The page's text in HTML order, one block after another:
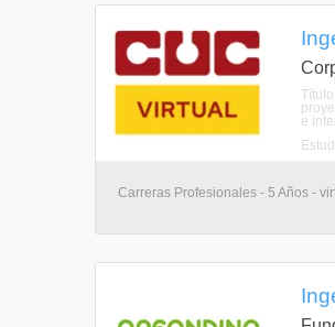
e
Carreras Profesionales - 5 Años -